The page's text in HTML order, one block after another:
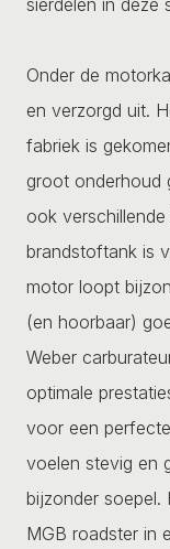
Onder de
en verzorgd uit.
fabriek is
groot onderhoud
ook
brandstoftank is
motor loopt
(en hoorbaar)
Weber
optimale
voor een
voelen stevig en
bijzonder soepel.
MGB roadster in